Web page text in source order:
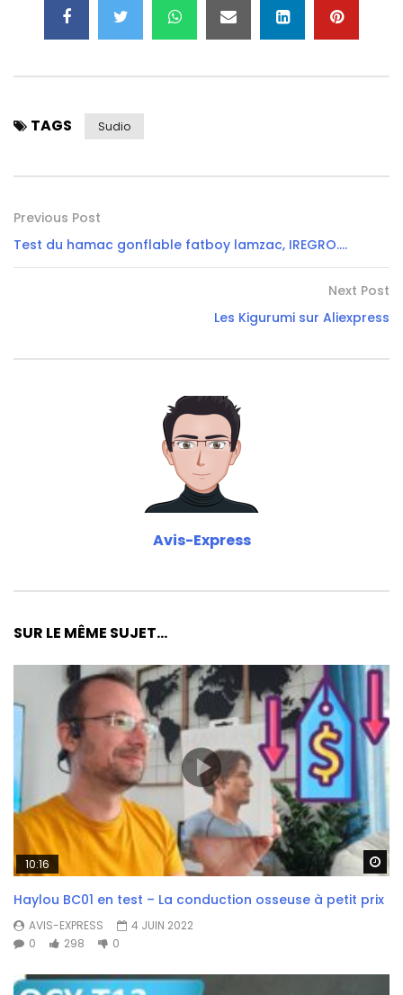
TAGS Sudio
Previous Post
Test du hamac gonflable fatboy lamzac, IREGRO….
Next Post
Les Kigurumi sur Aliexpress
Avis-Express
SUR LE MÊME SUJET...
10:16
Haylou BC01 en test – La conduction osseuse à petit prix
AVIS-EXPRESS
4 JUIN 2022
0
298 0